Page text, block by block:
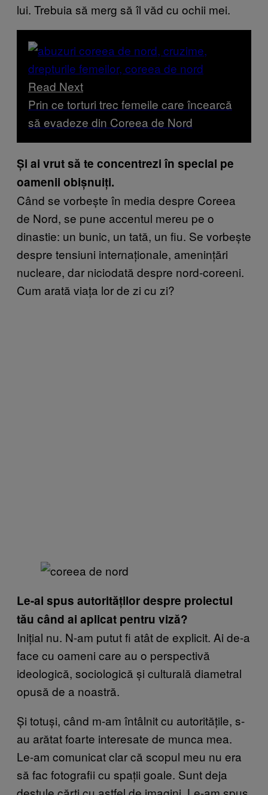
lui. Trebuia să merg să îl văd cu ochii mei.
Read Next
Prin ce torturi trec femeile care încearcă
să evadeze din Coreea de Nord
Și ai vrut să te concentrezi în special pe
oamenii obișnuiți.
Când se vorbește în media despre Coreea
de Nord, se pune accentul mereu pe o
dinastie: un bunic, un tată, un fiu. Se vorbește
despre tensiuni internaționale, amenințări
nucleare, dar niciodată despre nord-coreeni.
Cum arată viața lor de zi cu zi?
Le-ai spus autorităților despre proiectul
tău când ai aplicat pentru viză?
Inițial nu. N-am putut fi atât de explicit. Ai de-a
face cu oameni care au o perspectivă
ideologică, sociologică și culturală diametral
opusă de a noastră.
Și totuși, când m-am întâlnit cu autoritățile, s-
au arătat foarte interesate de munca mea.
Le-am comunicat clar că scopul meu nu era
să fac fotografii cu spații goale. Sunt deja